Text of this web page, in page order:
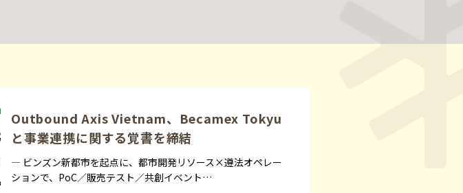
Outbound Axis Vietnam、Becamex Tokyu
と事業連携に関する覚書を締結
— ビンズン新都市を起点に、都市開発リソース×遵法オペレー
ションで、PoC／販売テスト／共創イベント…